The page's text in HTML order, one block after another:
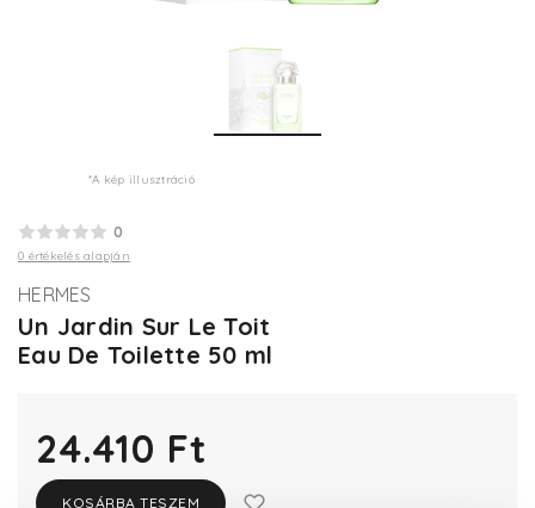
*A kép illusztráció
0
0 értékelés alapján
HERMES
Un Jardin Sur Le Toit
Eau De Toilette 50 ml
24.410 Ft
KOSÁRBA TESZEM